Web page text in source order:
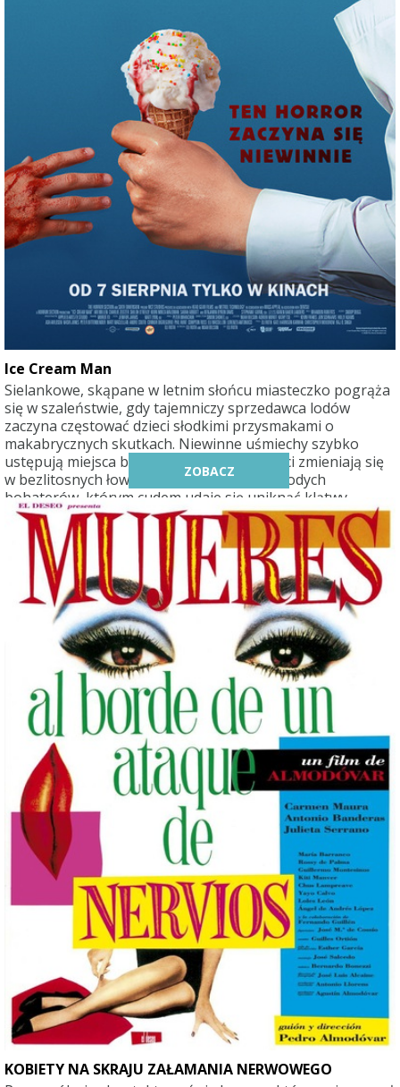
niebywały, tym bardziej że całość była retransmitowana do
kin. Teraz walc „Nad pięknym modrym Dunajem” i „Marsz
Radetzky’ego” zabrzmią dla publiczności na całym świecie
po raz dwudziesty.
„Jestem niezwykle podekscytowany tym jubileuszem. W
lipcu tego roku po raz 20. zagram nasz letni koncert w
Maastricht – mówi André Rieu. – Mam nadzieję, że
wyjątkowa atmosfera Vrijthof, najstarszego placu w
Holandii, znów poruszy serca i dusze wszystkich widzów.
To fantastyczne, że ten koncert będzie można zobaczyć
również w kinach na całym świecie, w tym w Polsce, i to już
jesienią. Jestem przekonany, że ucieszy on Was tak samo,
jak mnie i moją orkiestrę. Niech żyje Maastricht!”.
Dla polskich widzów retransmisję poprowadzi jak zwykle
Maja Jasińska, która nie tylko jest flecistką w Orkiestrze
Johanna Straussa, ale i niezrównaną ambasadorką całego
przedsięwzięcia. Dzięki niej zajrzymy za kulisy i
wysłuchamy wywiadu z André Rieu, przeprowadzonego
przez nią wyłącznie dla polskich widzów kinowych.
Ice Cream Man
Sielankowe, skąpane w letnim słońcu miasteczko pogrąża
się w szaleństwie, gdy tajemniczy sprzedawca lodów
zaczyna częstować dzieci słodkimi przysmakami o
makabrycznych skutkach. Niewinne uśmiechy szybko
ustępują miejsca brutalnej furii, kiedy dzieci zmieniają się
w bezlitosnych łowców dorosłych. Troje młodych
bohaterów, którym cudem udaje się uniknąć klątwy,
podejmuje desperacki wyścig z czasem, by odkryć
przerażającą prawdę kryjącą się za złowieszczą melodyjką i
powstrzymać koszmar, zanim pochłonie całe miasteczko…
wraz z nimi.
ZOBACZ
KOBIETY NA SKRAJU ZAŁAMANIA NERWOWEGO